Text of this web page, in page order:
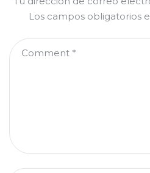
Los campos obligatorios
Comment *